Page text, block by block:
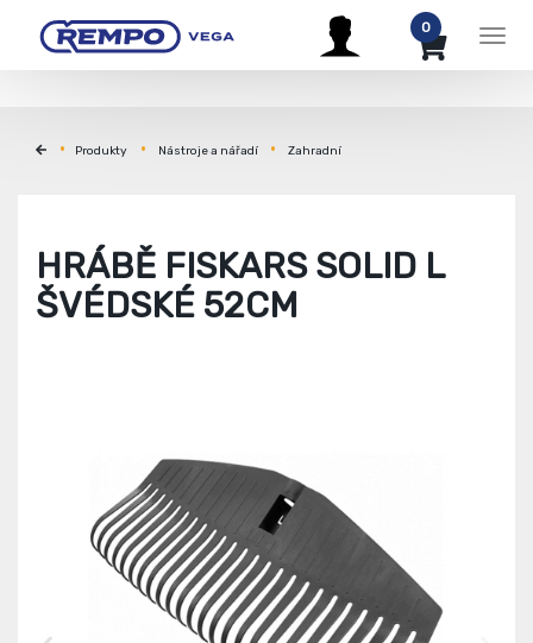
0
Produkty Nástroje a nářadí Zahradní
HRÁBĚ FISKARS SOLID L
ŠVÉDSKÉ 52CM